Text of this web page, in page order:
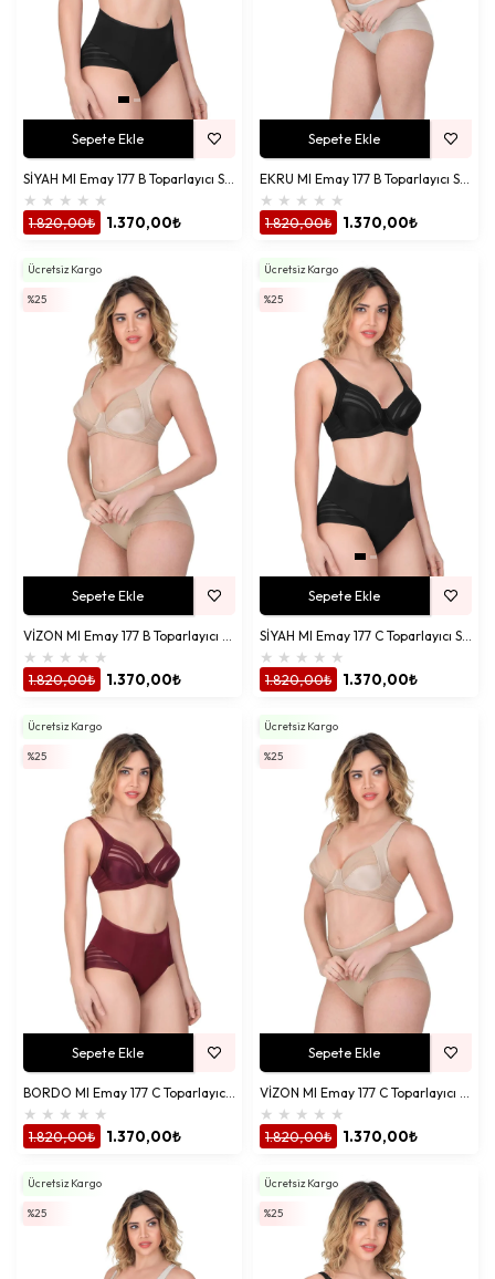
SİYAH MI Emay 177 B Toparlayıcı Sütyen Takım
★ ★ ★ ★ ★
1.370,00₺
1.820,00₺
Sepete Ekle
EKRU MI Emay 177 B Toparlayıcı Sütyen Takım
★ ★ ★ ★ ★
1.370,00₺
1.820,00₺
Sepete Ekle
VİZON MI Emay 177 B Toparlayıcı Sütyen Takım
★ ★ ★ ★ ★
1.370,00₺
1.820,00₺
Sepete Ekle
Ücretsiz Kargo
%25
SİYAH MI Emay 177 C Toparlayıcı Sütyen Takım
★ ★ ★ ★ ★
1.370,00₺
1.820,00₺
Sepete Ekle
Ücretsiz Kargo
%25
BORDO MI Emay 177 C Toparlayıcı Sütyen Takım
★ ★ ★ ★ ★
1.370,00₺
1.820,00₺
Sepete Ekle
Ücretsiz Kargo
%25
VİZON MI Emay 177 C Toparlayıcı Sütyen Takım
★ ★ ★ ★ ★
1.370,00₺
1.820,00₺
Sepete Ekle
Ücretsiz Kargo
%25
Ücretsiz Kargo
%25
Ücretsiz Kargo
%25